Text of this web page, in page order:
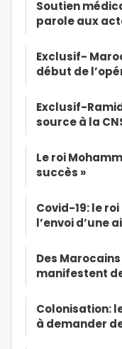
Soutien
parole aux
Exclusif-
début de
Exclusif-
source à la
Le roi
succès »
Covid-19: le
l’envoi d’une
Des
manifestent
Colonisation:
à demander